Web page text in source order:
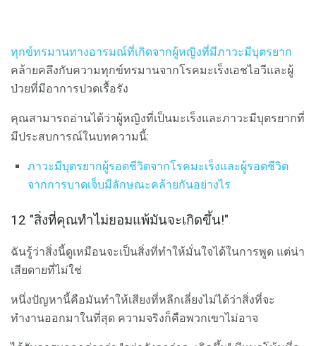
ทุกข์ทรมานทางอารมณ์ที่เกิดจากผู้หญิงที่มีภาวะมีบุตรยาก
คล้ายคลึงกับความทุกข์ทรมานจากโรคมะเร็งเอชไอวีและผู้
ป่วยที่มีอาการปวดเรื้อรัง
คุณสามารถอ่านได้ว่าผู้หญิงที่เป็นมะเร็งและภาวะมีบุตรยากที่
มีประสบการณ์ในบทความนี้:
ภาวะมีบุตรยากผู้รอดชีวิตจากโรคมะเร็งและผู้รอดชีวิต
จากการบาดเจ็บมีลักษณะคล้ายกันอย่างไร
12 "สิ่งที่คุณทำไม่ยอมแพ้มันจะเกิดขึ้น!"
ฉันรู้ว่าสิ่งนี้ดูเหมือนจะเป็นสิ่งที่ทำให้มั่นใจได้ในการพูด แต่น่า
เสียดายที่ไม่ใช่
หนึ่งปัญหานี้คือมันทำให้เสียงที่หลีกเลี่ยงไม่ได้ว่าสิ่งที่จะ
ทำงานออกมาในที่สุด ความจริงก็คือพวกเขาไม่อาจ